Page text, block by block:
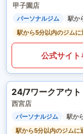
甲子園店
パーソナルジム
駅か
駅から5分以内のジムに
公式サイト
24/7ワークアウ
西宮店
パーソナルジム
駅か
駅から5分以内のジムに